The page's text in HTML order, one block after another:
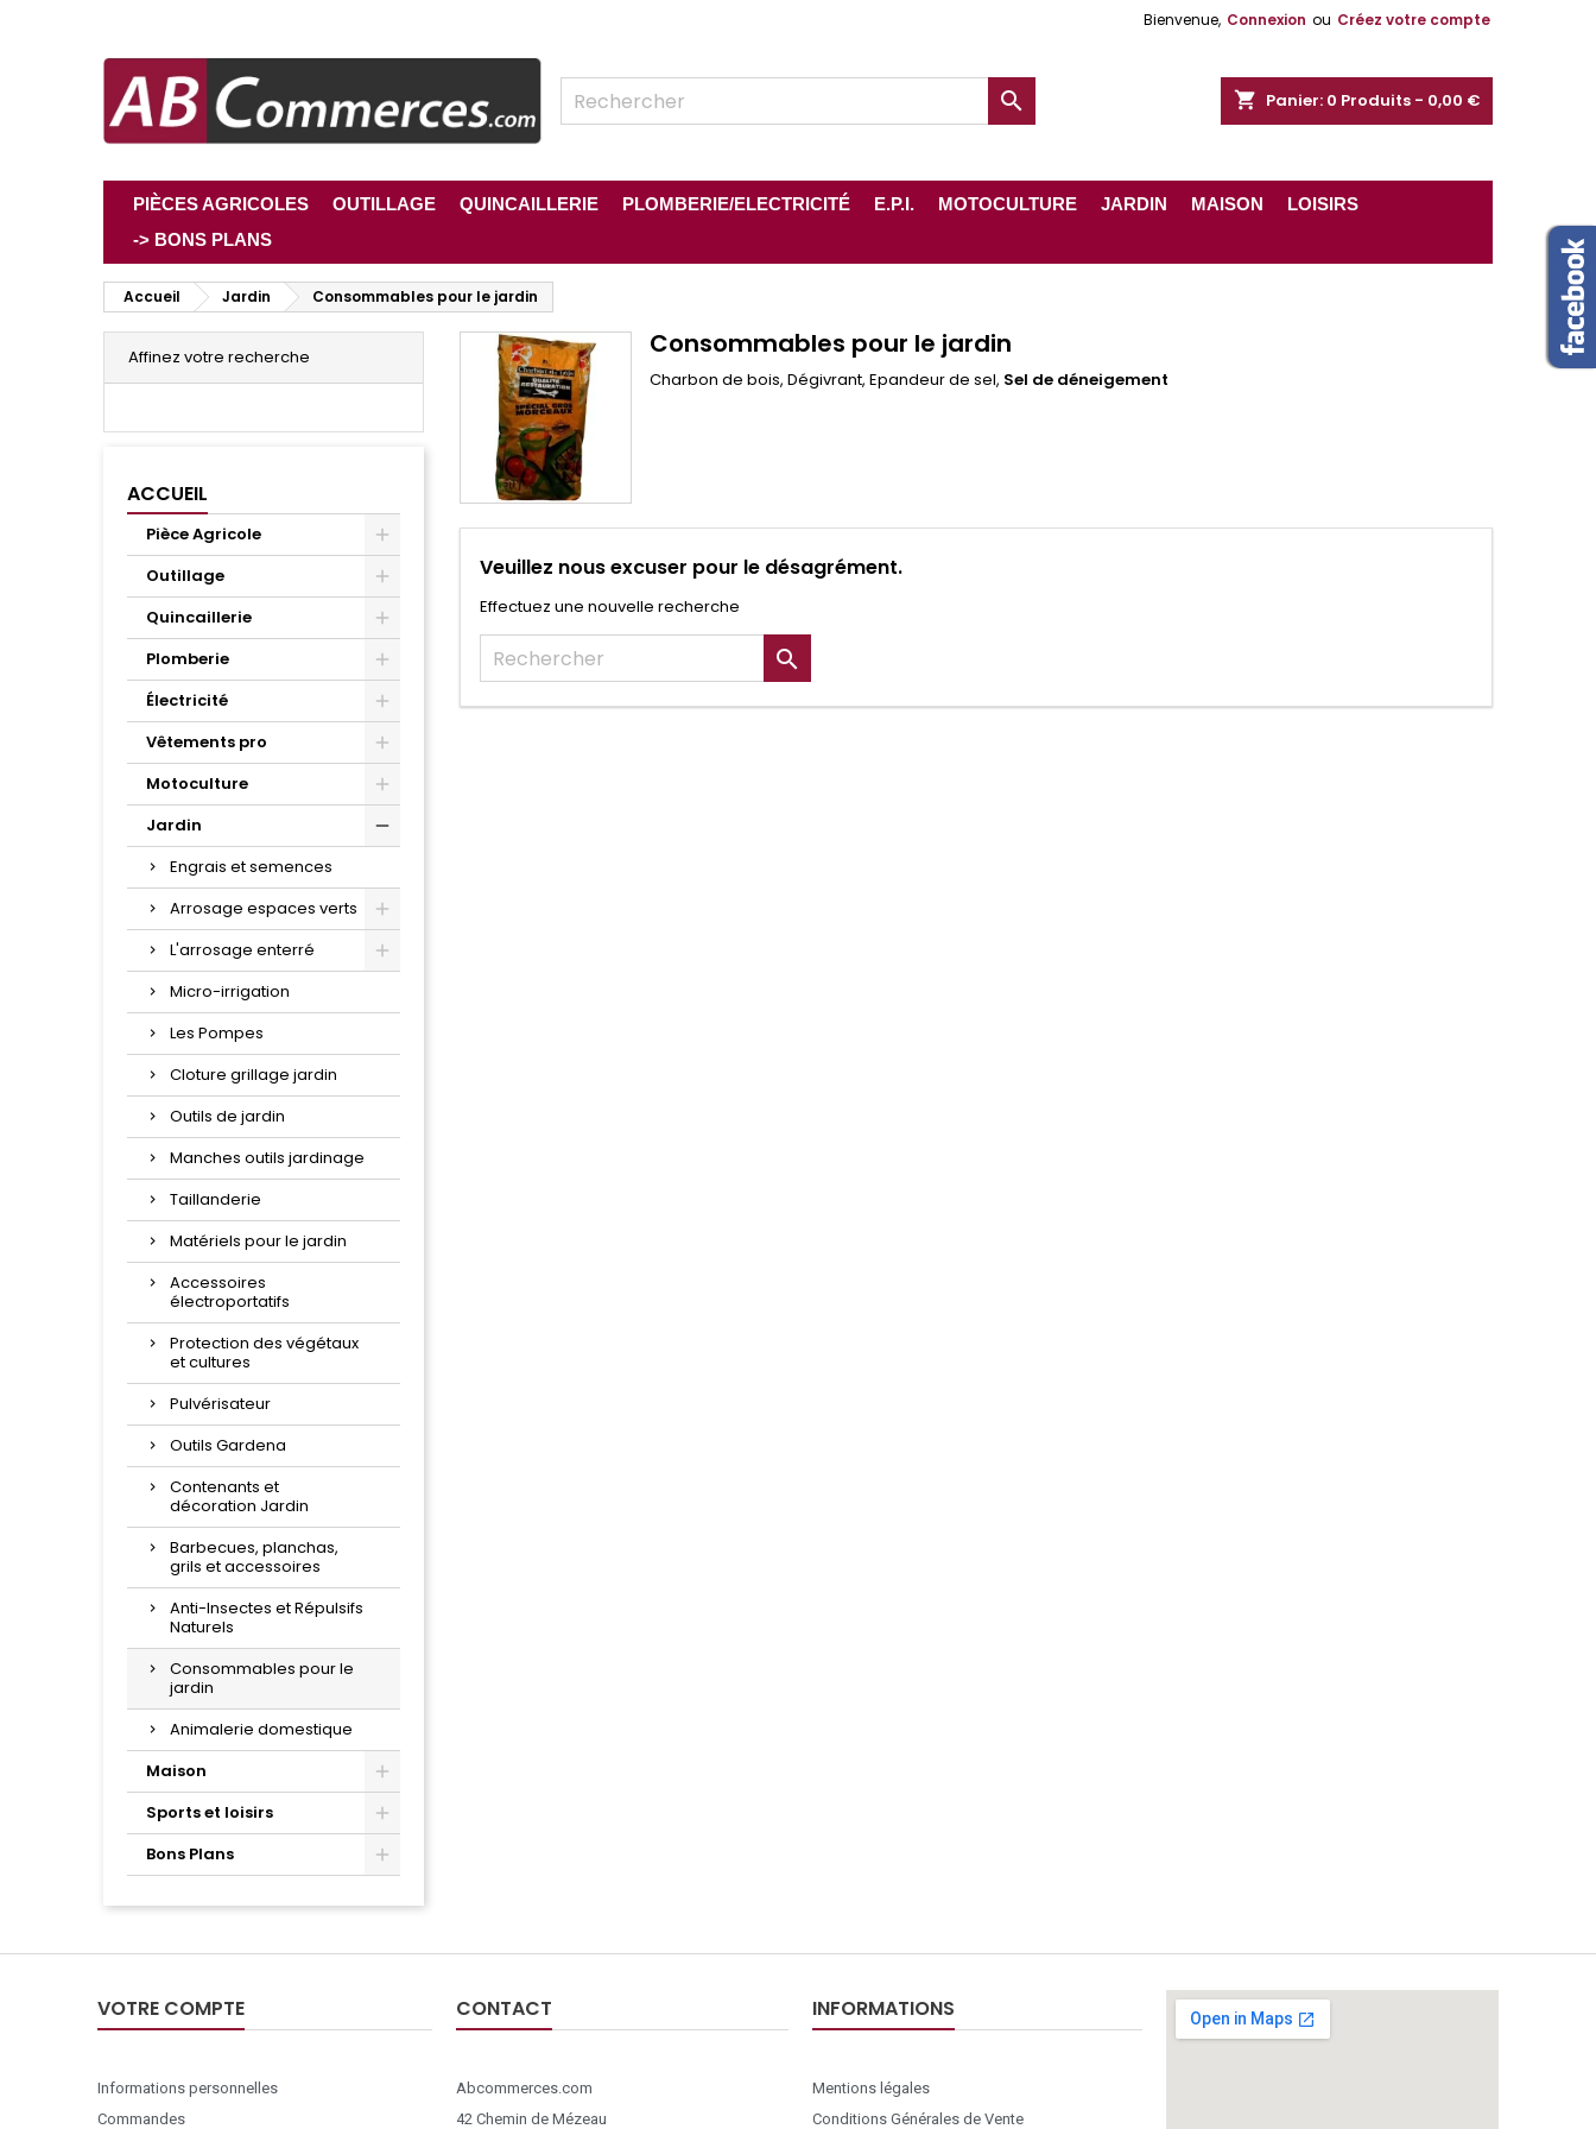
Bienvenue, Connexion ou Créez votre compte
shopping_cart Panier: 0 Produits - 0,00 €

PIÈCES AGRICOLES OUTILLAGE QUINCAILLERIE PLOMBERIE/ELECTRICITÉ E.P.I. MOTOCULTURE JARDIN MAISON
LOISIRS
-> BONS PLANS
Accueil Jardin Consommables pour le jardin
Affinez votre recherche
ACCUEIL
Pièce Agricole
Outillage
Quincaillerie
Plomberie
Électricité
Vêtements pro
Motoculture
Jardin
Engrais et semences
Arrosage espaces verts
L'arrosage enterré
Micro-irrigation
Les Pompes
Cloture grillage jardin
Outils de jardin
Manches outils jardinage
Taillanderie
Matériels pour le jardin
Accessoires
électroportatifs
Protection des végétaux
et cultures
Pulvérisateur
Outils Gardena
Contenants et
décoration Jardin
Barbecues, planchas,
grils et accessoires
Anti-Insectes et Répulsifs
Naturels
Consommables pour le
jardin
Animalerie domestique
Maison
Sports et loisirs
Bons Plans
Consommables pour le jardin
Charbon de bois, Dégivrant, Epandeur de sel, Sel de déneigement
Veuillez nous excuser pour le désagrément.
Effectuez une nouvelle recherche

VOTRE COMPTE
Informations personnelles
Commandes
CONTACT
Abcommerces.com
42 Chemin de Mézeau
INFORMATIONS
Mentions légales
Conditions Générales de Vente